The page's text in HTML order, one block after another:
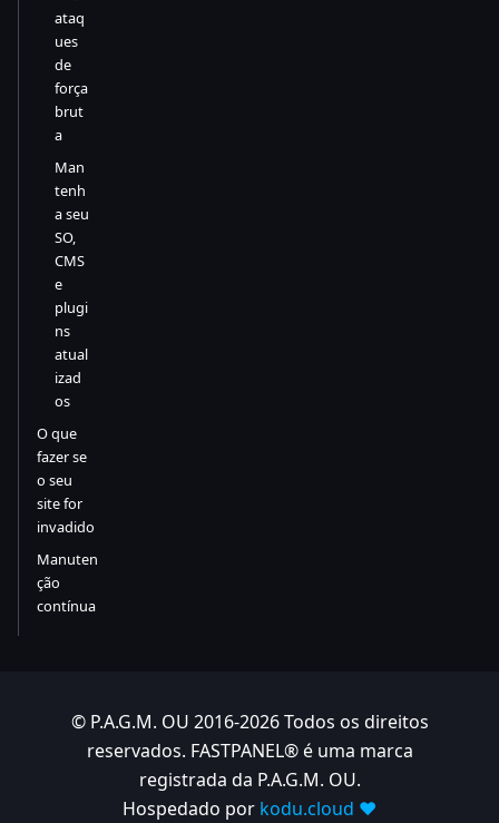
ataq
ues
de
força
brut
a
Man
tenh
a seu
SO,
CMS
e
plugi
ns
atual
izad
os
O que
fazer se
o seu
site for
invadido
Manuten
ção
contínua
© P.A.G.M. OU 2016-2026 Todos os direitos
reservados. FASTPANEL® é uma marca
registrada da P.A.G.M. OU.
Hospedado por kodu.cloud ❤️